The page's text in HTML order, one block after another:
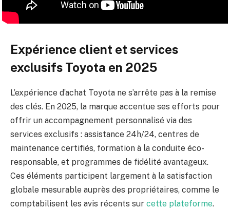
Expérience client et services
exclusifs Toyota en 2025
L’expérience d’achat Toyota ne s’arrête pas à la remise
des clés. En 2025, la marque accentue ses efforts pour
offrir un accompagnement personnalisé via des
services exclusifs : assistance 24h/24, centres de
maintenance certifiés, formation à la conduite éco-
responsable, et programmes de fidélité avantageux.
Ces éléments participent largement à la satisfaction
globale mesurable auprès des propriétaires, comme le
comptabilisent les avis récents sur cette plateforme.